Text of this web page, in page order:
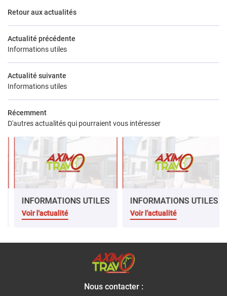
Retour aux actualités
Actualité précédente
Informations utiles
Actualité suivante
Informations utiles
Récemment
D'autres actualités qui pourraient vous intéresser
INFORMATIONS UTILES
Voir l'actualité
INFORMATIONS UTILES
Voir l'actualité
Nous contacter :